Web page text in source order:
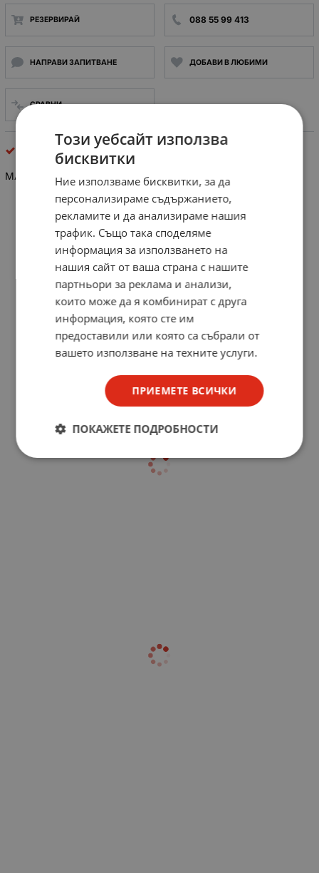
РЕЗЕРВИРАЙ 088 55 99 413
НАПРАВИ ЗАПИТВАНЕ ДОБАВИ В ЛЮБИМИ
СРАВНИ
съединители rj
МАНШОН ЗА UTP НАКРАЙНИК
Този уебсайт използва
бисквитки
Ние използваме бисквитки, за да
персонализираме съдържанието,
рекламите и да анализираме нашия
трафик. Също така споделяме
информация за използването на
нашия сайт от ваша страна с нашите
партньори за реклама и анализи,
които може да я комбинират с друга
информация, която сте им
предоставили или която са събрали от
вашето използване на техните услуги.
ПРИЕМЕТЕ ВСИЧКИ
ПОКАЖЕТЕ ПОДРОБНОСТИ